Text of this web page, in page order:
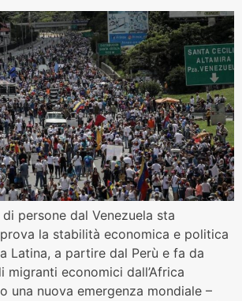
persone dal Venezuela sta
la stabilità economica e politica
Latina, a partire dal Perù e fa da
migranti economici dall’Africa
una nuova emergenza mondiale –